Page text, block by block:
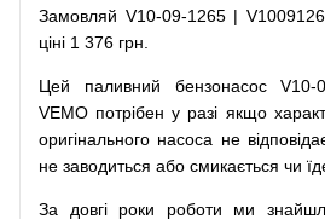
Замовляй V10-09-1265 |
ціні 1 376 грн.
Цей паливний бензонасосV10-
VEMO потрібен у разі якщо
оригінального насоса не
не заводиться або смикається чи
За довгі роки роботи ми